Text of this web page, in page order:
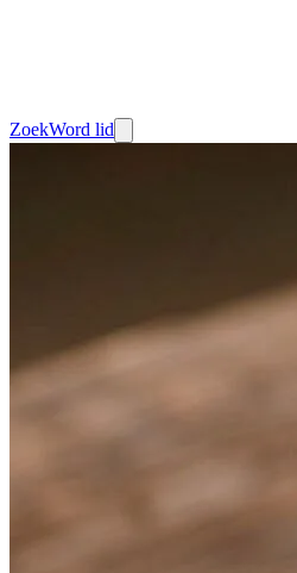
ZoekWord lid